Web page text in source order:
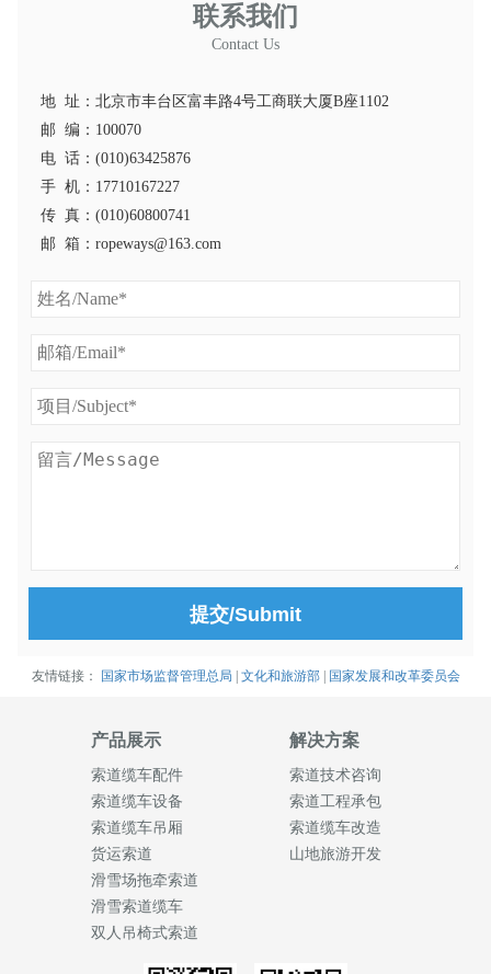
联系我们
Contact Us
地 址：北京市丰台区富丰路4号工商联大厦B座1102
邮 编：100070
电 话：(010)63425876
手 机：17710167227
传 真：(010)60800741
邮 箱：ropeways@163.com
提交/Submit
友情链接： 国家市场监督管理总局 | 文化和旅游部| 国家发展和改革委员会
产品展示
索道缆车配件
索道缆车设备
索道缆车吊厢
货运索道
滑雪场拖牵索道
滑雪索道缆车
双人吊椅式索道
解决方案
索道技术咨询
索道工程承包
索道缆车改造
山地旅游开发